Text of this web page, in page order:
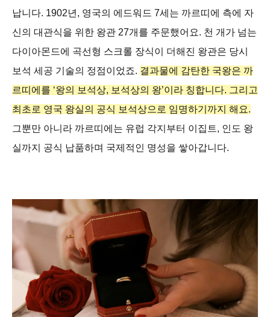
납니다. 1902년, 영국의 에드워드 7세는 까르띠에 측에 자
신의 대관식을 위한 왕관 27개를 주문했어요. 천 개가 넘는
다이아몬드에 곡선형 스크롤 장식이 더해진 왕관은 당시
보석 세공 기술의 정점이었죠. 결과물에 감탄한 국왕은 까
르띠에를 ‘왕의 보석상, 보석상의 왕’이라 칭합니다. 그리고
최초로 영국 왕실의 공식 보석상으로 임명하기까지 해요.
그뿐만 아니라 까르띠에는 유럽 각지부터 이집트, 인도 왕
실까지 공식 납품하며 국제적인 명성을 쌓아갑니다.